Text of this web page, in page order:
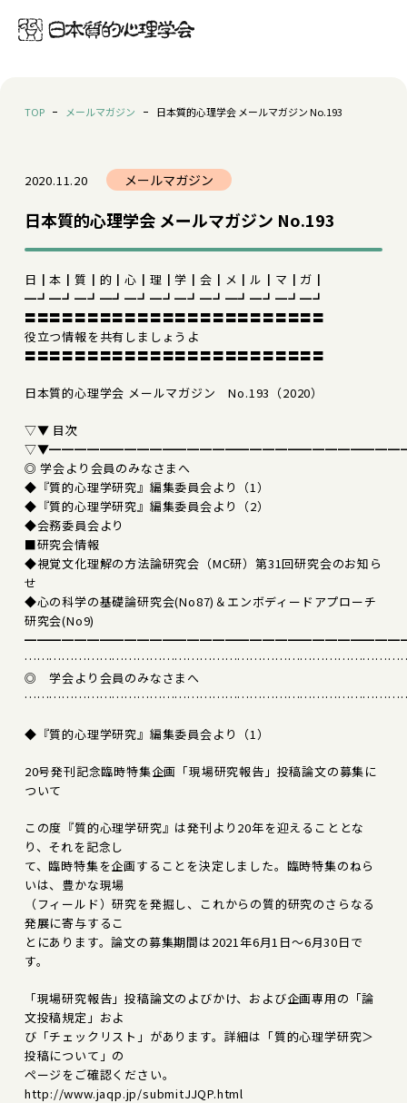
TOP メールマガジン 日本質的心理学会 メールマガジン No.193
2020.11.20 メールマガジン
日本質的心理学会 メールマガジン No.193
日┃本┃質┃的┃心┃理┃学┃会┃メ┃ル┃マ┃ガ┃
━┛━┛━┛━┛━┛━┛━┛━┛━┛━┛━┛━┛
〓〓〓〓〓〓〓〓〓〓〓〓〓〓〓〓〓〓〓〓〓〓〓〓
役立つ情報を共有しましょうよ
〓〓〓〓〓〓〓〓〓〓〓〓〓〓〓〓〓〓〓〓〓〓〓〓
日本質的心理学会 メールマガジン No.193（2020）
▽▼ 目次
◎ 学会より会員のみなさまへ
◆『質的心理学研究』編集委員会より（1）
◆『質的心理学研究』編集委員会より（2）
◆会務委員会より
■研究会情報
◆視覚文化理解の方法論研究会（MC研）第31回研究会のお知ら
せ
◆心の科学の基礎論研究会(No87)＆エンボディードアプローチ
研究会(No9)
◎ 学会より会員のみなさまへ
◆『質的心理学研究』編集委員会より（1）
20号発刊記念臨時特集企画「現場研究報告」投稿論文の募集に
ついて
この度『質的心理学研究』は発刊より20年を迎えることとな
り、それを記念し
て、臨時特集を企画することを決定しました。臨時特集のねら
いは、豊かな現場
（フィールド）研究を発掘し、これからの質的研究のさらなる
発展に寄与するこ
とにあります。論文の募集期間は2021年6月1日～6月30日で
す。
「現場研究報告」投稿論文のよびかけ、および企画専用の「論
文投稿規定」およ
び「チェックリスト」があります。詳細は「質的心理学研究＞
投稿について」の
ページをご確認ください。
http://www.jaqp.jp/submitJJQP.html